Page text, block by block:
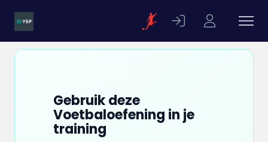
Gebruik deze
Voetbaloefening in je
training